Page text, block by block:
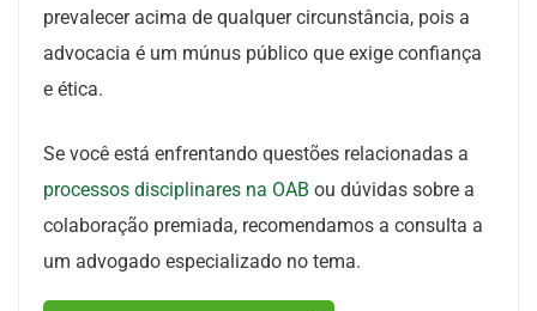
prevalecer acima de qualquer circunstância, pois a
advocacia é um múnus público que exige confiança
e ética.
Se você está enfrentando questões relacionadas a
processos disciplinares na OAB ou dúvidas sobre a
colaboração premiada, recomendamos a consulta a
um advogado especializado no tema.